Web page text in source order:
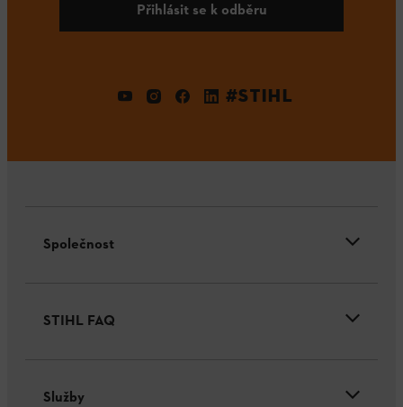
Přihlásit se k odběru
#STIHL
Společnost
STIHL FAQ
Služby